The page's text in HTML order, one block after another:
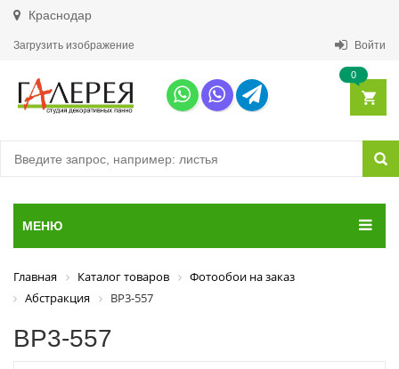
Краснодар
Загрузить изображение Войти
0
МЕНЮ
Главная Каталог товаров
Фотообои на заказ
Абстракция
ВР3-557
ВР3-557